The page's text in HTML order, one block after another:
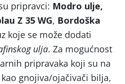
pripravci: Modro ulje,
Z 35 WG, Bordoška
koje se može dodati
ulja. Za mogućnost
pripravaka koji su na
gnojiva/ojačivači bilja,